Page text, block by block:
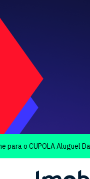
Aluguel Day